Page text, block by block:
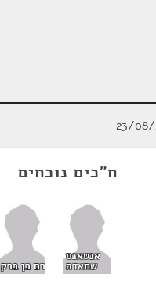
ח"כים נוכחים
אנטאנס
שחאדה רם בן ברק